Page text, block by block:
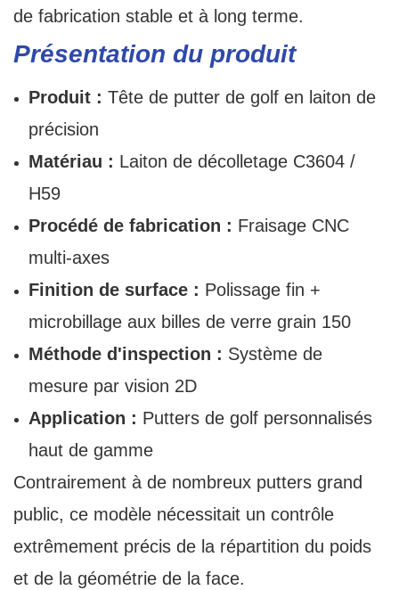
de fabrication stable et à long terme.
Présentation du produit
Produit : Tête de putter de golf en laiton de
précision
Matériau : Laiton de décolletage C3604 /
H59
Procédé de fabrication : Fraisage CNC
multi-axes
Finition de surface : Polissage fin +
microbillage aux billes de verre grain 150
Méthode d'inspection : Système de
mesure par vision 2D
Application : Putters de golf personnalisés
haut de gamme
Contrairement à de nombreux putters grand
public, ce modèle nécessitait un contrôle
extrêmement précis de la répartition du poids
et de la géométrie de la face.